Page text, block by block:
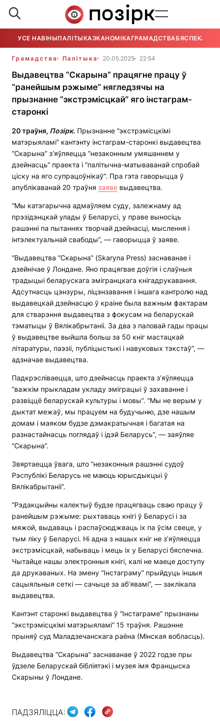
УСЕ НАВІНЫПАЛІТЫКАЭКАНОМІКАГРАМАДСТВАБЯСПЕКА
Грамадства Палітыка 20.05.2025 22:54
Выдавецтва “Скарына” працягне працу ў
“ранейшым рэжыме” нягледзячы на
прызнанне “экстрэмісцкай” яго інстаграм-
старонкі
20 траўня, Позірк. Прызнанне “экстрэмісцкімі
матэрыяламі” кантэнту інстаграм-старонкі выдавецтва
“Скарына” з’яўляецца “незаконным умяшаннем у
дзейнасць” праекта і “палітычна-матываванай спробай
ціску на яго супрацоўнікаў”. Пра гэта гаворыцца ў
апублікаванай 20 траўня заяве выдавецтва.
“Мы катэгарычна адмаўляем суду, залежнаму ад
прэзідэнцкай улады ў Беларусі, у праве выносіць
рашэнні па пытаннях творчай дзейнасці, мыслення і
інтэлектуальнай свабоды”, — гаворыцца ў заяве.
“Выдавецтва “Скарына” (Skaryna Press) заснаванае і
дзейнічае ў Лондане. Яно працягвае доўгія і слаўныя
традыцыі беларускага эмігранцкага кнігадрукавання.
Адсутнасць цэнзуры, ліцэнзавання і іншага кантролю над
выдавецкай дзейнасцю ў краіне была важным фактарам
для стварэння выдавецтва з фокусам на беларускай
тэматыцы ў Вялікабрытаніі. За два з паловай гады працы
ў выдавецтве выйшла больш за 50 кніг мастацкай
літаратуры, паэзіі, публіцыстыкі і навуковых тэкстаў”, —
адзначае выдавецтва.
Падкрэсліваецца, што дзейнасць праекта з’яўляецца
“важкім прыкладам укладу эміграцыі ў захаванне і
развіццё беларускай культуры і мовы”. “Мы не верым у
дыктат межаў, мы працуем на будучыню, дзе нашым
домам і маяком будзе дэмакратычная і багатая на
разнастайнасць поглядаў і ідэй Беларусь”, — заяўляе
“Скарына”.
Звяртаецца ўвага, што “незаконныя рашэнні судоў
Рэспублікі Беларусь не маюць юрысдыкцыі ў
Вялікабрытаніі”.
“Рэдакцыйны калектыў будзе працягваць сваю працу ў
ранейшым рэжыме: рыхтаваць кнігі ў Беларусі і за
мяжой, выдаваць і распаўсюджваць іх па ўсім свеце, у
тым ліку ў Беларусі. Ні адна з нашых кніг не з’яўляецца
экстрэмісцкай, набываць і мець іх у Беларусі бяспечна.
Чытайце нашы электронныя кнігі, калі не маеце доступу
да друкаваных. На змену “Інстаграму” прыйдуць іншыя
сацыяльныя сеткі — сачыце за аб’явамі”, — заклікала
выдавецтва.
Кантэнт старонкі выдавецтва ў “Інстаграме” прызнаны
“экстрэмісцкімі матэрыяламі” 15 траўня. Рашэнне
прыняў суд Маладзечанскага раёна (Мінская вобласць).
Выдавецтва “Скарына” заснаванае ў 2022 годзе пры
ўдзеле Беларускай бібліятэкі і музея імя Францыска
Скарыны ў Лондане.
ПАДЗЯЛІЦЦА: